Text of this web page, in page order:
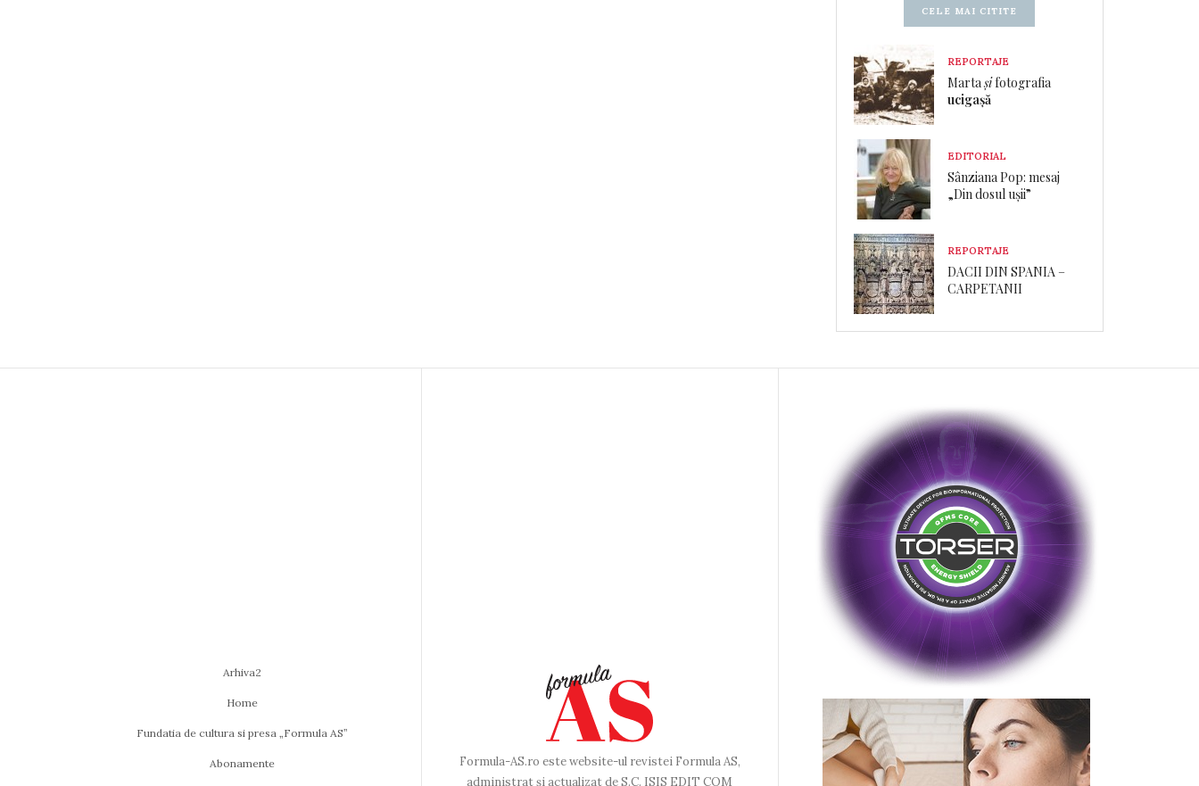
CELE MAI CITITE
REPORTAJE
Martașifotografia
ucigașă
EDITORIAL
Sânziana Pop: mesaj
„Din dosul ușii”
REPORTAJE
DACII DIN SPANIA –
CARPETANII
Arhiva2
Home
Fundatia de cultura si presa „Formula AS”
Abonamente
Formula-AS.ro este website-ul revistei Formula AS,
administrat și actualizat de S.C. ISIS EDIT COM